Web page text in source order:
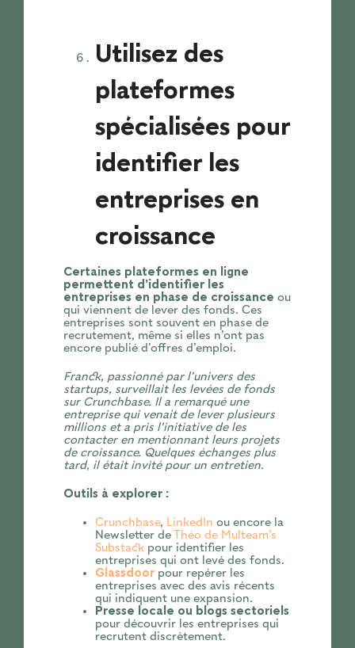
Utilisez des
plateformes
spécialisées pour
identifier les
entreprises en
croissance
Certaines plateformes en ligne
permettent d’identifier les
entreprises en phase de croissance ou
qui viennent de lever des fonds. Ces
entreprises sont souvent en phase de
recrutement, même si elles n’ont pas
encore publié d’offres d’emploi.
Franck, passionné par l’univers des
startups, surveillait les levées de fonds
sur Crunchbase. Il a remarqué une
entreprise qui venait de lever plusieurs
millions et a pris l’initiative de les
contacter en mentionnant leurs projets
de croissance. Quelques échanges plus
tard, il était invité pour un entretien.
Outils à explorer :
Crunchbase, LinkedIn ou encore la
Newsletter de Théo de Multeam’s
Substackpour identifier les
entreprises qui ont levé des fonds.
Glassdoorpour repérer les
entreprises avec des avis récents
qui indiquent une expansion.
Presse locale ou blogs sectoriels
pour découvrir les entreprises qui
recrutent discrètement.